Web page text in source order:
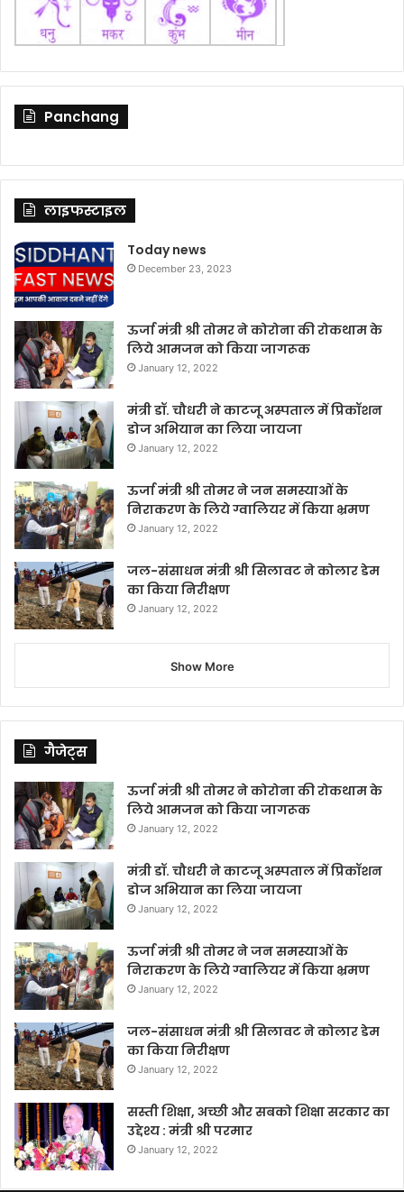
Panchang
लाइफस्टाइल
Today news
December 23, 2023
ऊर्जा मंत्री श्री तोमर ने कोरोना की रोकथाम के
लिये आमजन को किया जागरूक
January 12, 2022
मंत्री डॉ. चौधरी ने काटजू अस्पताल में प्रिकॉशन
डोज अभियान का लिया जायजा
January 12, 2022
ऊर्जा मंत्री श्री तोमर ने जन समस्याओं के
निराकरण के लिये ग्वालियर में किया भ्रमण
January 12, 2022
जल-संसाधन मंत्री श्री सिलावट ने कोलार डेम
का किया निरीक्षण
January 12, 2022
Show More
गैजेट्स
ऊर्जा मंत्री श्री तोमर ने कोरोना की रोकथाम के
लिये आमजन को किया जागरूक
January 12, 2022
मंत्री डॉ. चौधरी ने काटजू अस्पताल में प्रिकॉशन
डोज अभियान का लिया जायजा
January 12, 2022
ऊर्जा मंत्री श्री तोमर ने जन समस्याओं के
निराकरण के लिये ग्वालियर में किया भ्रमण
January 12, 2022
जल-संसाधन मंत्री श्री सिलावट ने कोलार डेम
का किया निरीक्षण
January 12, 2022
सस्ती शिक्षा, अच्छी और सबको शिक्षा सरकार का
उद्देश्य : मंत्री श्री परमार
January 12, 2022